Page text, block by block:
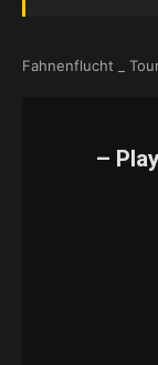
Fahnenflucht _
–